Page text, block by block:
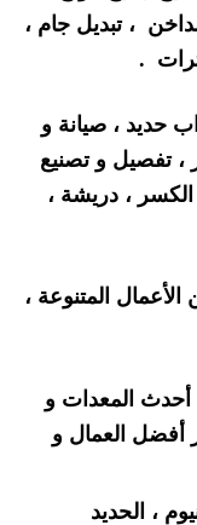
، تبديل جام ،
.
حديد ، صيانة و
، تفصيل و تصنيع
الكسر ، دريشة ،
المتنوعة ،
أحدث المعدات و
أفضل العمال و
، الحديد